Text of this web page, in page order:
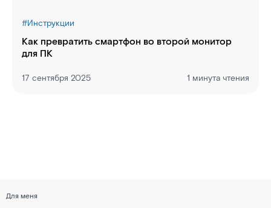
#Инструкции
Как превратить смартфон во второй монитор
для ПК
17 сентября 2025 1 минута чтения
Для меня